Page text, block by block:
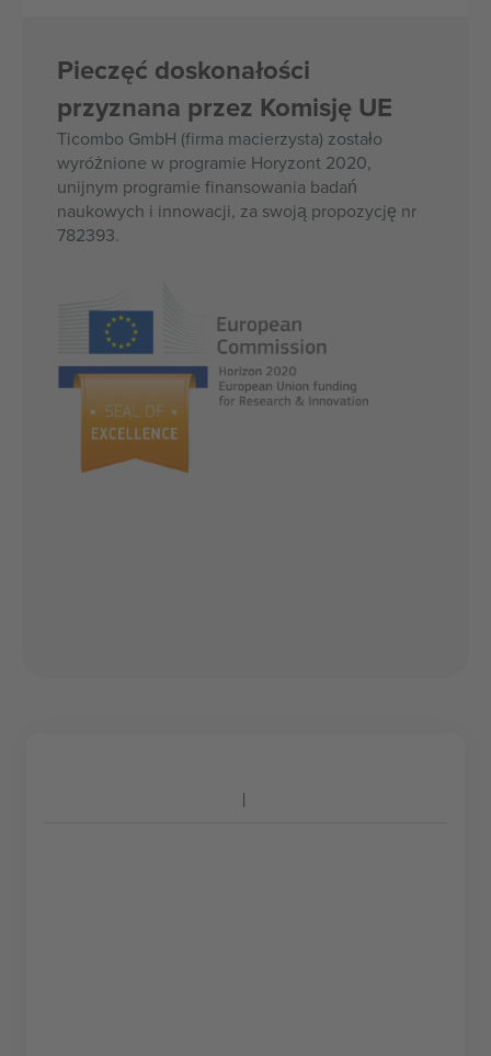
Pieczęć doskonałości
przyznana przez Komisję UE
Ticombo GmbH (firma macierzysta) zostało
wyróżnione w programie Horyzont 2020,
unijnym programie finansowania badań
naukowych i innowacji, za swoją propozycję nr
782393.